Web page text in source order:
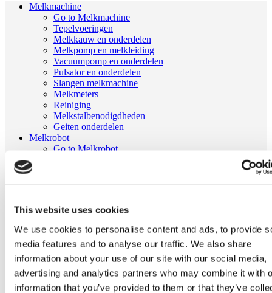
This website uses cookies
We use cookies to personalise content and ads, to provide
media features and to analyse our traffic. We also share
information about your use of our site with our social media,
advertising and analytics partners who may combine it with
information that you’ve provided to them or that they’ve
Melkmachine
Go to Melkmachine
Tepelvoeringen
Melkkauw en onderdelen
Melkpomp en melkleiding
Vacuumpomp en onderdelen
Pulsator en onderdelen
Slangen melkmachine
Melkmeters
Reiniging
Melkstalbenodigdheden
Geiten onderdelen
Melkrobot
Go to Melkrobot
Stal benodigdheden
Go to Stal benodigdheden
Koeborstel
Ambic onderdelen
Minimelkers
stalartikelen
Skelex